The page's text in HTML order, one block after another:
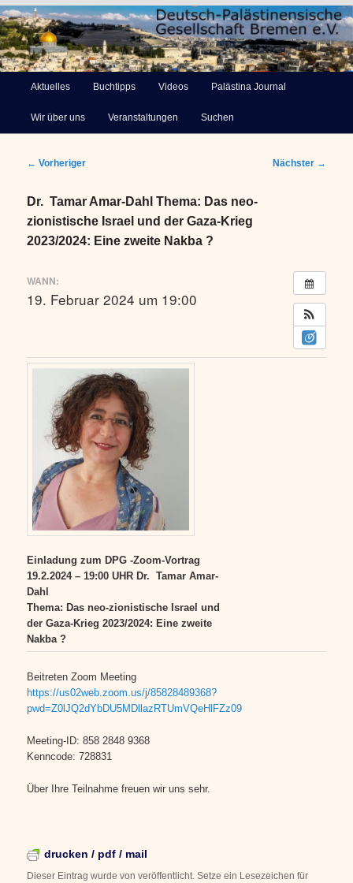
Deutsch-Palästinensische
Zum
primären
Aktuelles Buchtipps Videos Palästina Journal
Wir über uns Veranstaltungen Suchen
Beitragsnavigation
← Vorheriger Nächster →
Dr. Tamar Amar-Dahl Thema: Das neo-
zionistische Israel und der Gaza-Krieg
2023/2024: Eine zweite Nakba ?
WANN:
19. Februar 2024 um 19:00
Einladung zum DPG -Zoom-Vortrag
19.2.2024 – 19:00 UHR Dr. Tamar Amar-
Dahl
Thema: Das neo-zionistische Israel und
der Gaza-Krieg 2023/2024: Eine zweite
Nakba ?
Beitreten Zoom Meeting
https://us02web.zoom.us/j/85828489368?
pwd=Z0lJQ2dYbDU5MDllazRTUmVQeHlFZz09
Meeting-ID: 858 2848 9368
Kenncode: 728831
Über Ihre Teilnahme freuen wir uns sehr.
drucken / pdf / mail
Dieser Eintrag wurde vonveröffentlicht. Setze ein Lesezeichen für